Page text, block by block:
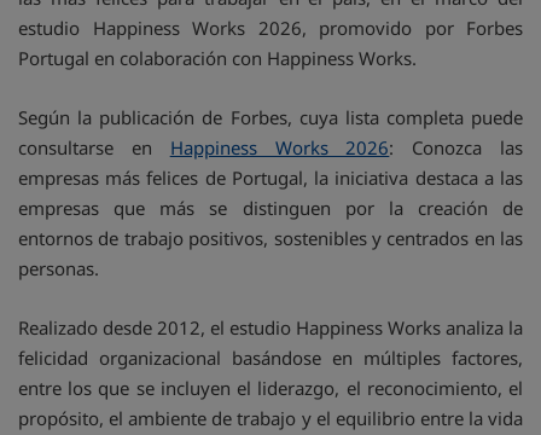
estudio Happiness Works 2026, promovido por Forbes
Portugal en colaboración con Happiness Works.
Según la publicación de Forbes, cuya lista completa puede
consultarse en Happiness Works 2026: Conozca las
empresas más felices de Portugal, la iniciativa destaca a las
empresas que más se distinguen por la creación de
entornos de trabajo positivos, sostenibles y centrados en las
personas.
Realizado desde 2012, el estudio Happiness Works analiza la
felicidad organizacional basándose en múltiples factores,
entre los que se incluyen el liderazgo, el reconocimiento, el
propósito, el ambiente de trabajo y el equilibrio entre la vida